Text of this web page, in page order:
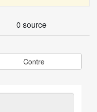
0 source
Contre